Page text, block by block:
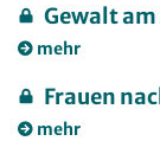
Gewalt
mehr
Frauen
mehr